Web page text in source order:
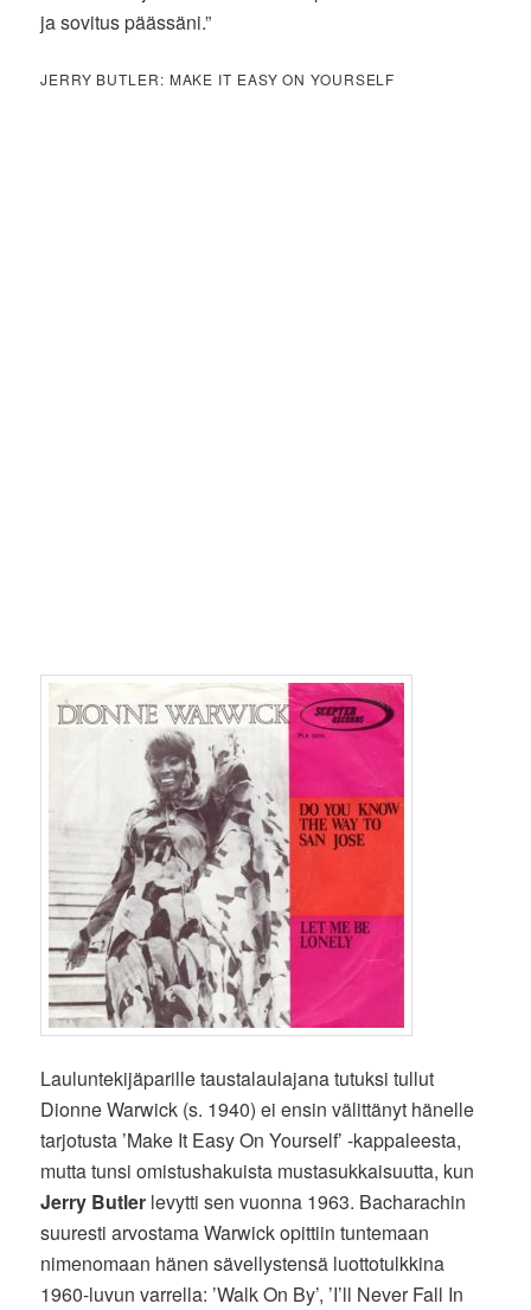
ja sovitus päässäni.”
JERRY BUTLER: MAKE IT EASY ON YOURSELF
Lauluntekijäparille taustalaulajana tutuksi tullut
Dionne Warwick (s. 1940) ei ensin välittänyt hänelle
tarjotusta ’Make It Easy On Yourself’ -kappaleesta,
mutta tunsi omistushakuista mustasukkaisuutta, kun
Jerry Butler levytti sen vuonna 1963. Bacharachin
suuresti arvostama Warwick opittiin tuntemaan
nimenomaan hänen sävellystensä luottotulkkina
1960-luvun varrella: ’Walk On By’, ’I’ll Never Fall In